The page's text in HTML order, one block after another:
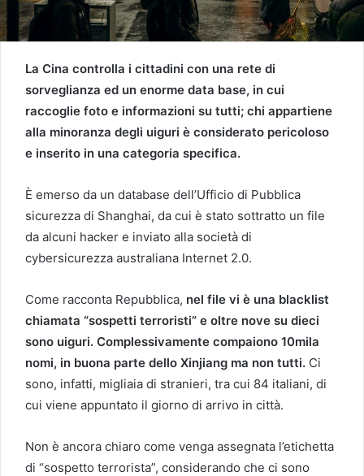
La Cina controlla i cittadini con una rete di
sorveglianza ed un enorme data base, in cui
raccoglie foto e informazioni su tutti; chi appartiene
alla minoranza degli uiguri è considerato pericoloso
e inserito in una categoria specifica.
È emerso da un database dell’Ufficio di Pubblica
sicurezza di Shanghai, da cui è stato sottratto un file
da alcuni hacker e inviato alla società di
cybersicurezza australiana Internet 2.0.
Come racconta Repubblica, nel file vi è una blacklist
chiamata “sospetti terroristi” e oltre nove su dieci
sono uiguri. Complessivamente compaiono 10mila
nomi, in buona parte dello Xinjiang ma non tutti. Ci
sono, infatti, migliaia di stranieri, tra cui 84 italiani, di
cui viene appuntato il giorno di arrivo in città.
Non è ancora chiaro come venga assegnata l’etichetta
di “sospetto terrorista”, considerando che ci sono